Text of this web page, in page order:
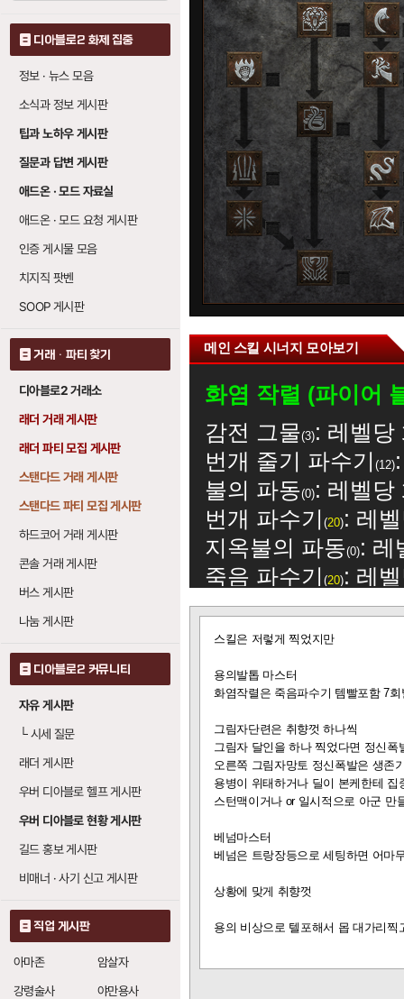
디아블로2 화제 집중
정보 · 뉴스 모음
소식과 정보 게시판
팁과 노하우 게시판
질문과 답변 게시판
애드온 · 모드 자료실
애드온 · 모드 요청 게시판
인증 게시물 모음
치지직 팟벤
SOOP 게시판
거래 · 파티 찾기
디아블로2 거래소
래더 거래 게시판
래더 파티 모집 게시판
스탠다드 거래 게시판
스탠다드 파티 모집 게시판
하드코어 거래 게시판
콘솔 거래 게시판
버스 게시판
나눔 게시판
디아블로2 커뮤니티
자유 게시판
└시세 질문
래더 게시판
우버 디아블로 헬프 게시판
우버 디아블로 현황 게시판
길드 홍보 게시판
비매너 · 사기 신고 게시판
직업 게시판
아마존
암살자
강령술사
야만용사
0
0
0
메인 스킬 시너지 모아보기
화염 작렬 (파이어
감전 그물 3 : 레벨당
번개 줄기 파수기
12
불의 파동 0 : 레벨당
번개 파수기
20 : 레
지옥불의 파동 0 : 레
죽음 파수기
20 : 레
번개 줄기 파수기 12
번개 파수기 20 : 레
죽음 파수기 20 : 레
번개 줄기 파수기 (
감전 그물
번개 파수기
: 4레
화염 작렬 5
번개 파수기 20 : 레
스킬은 저렇게 찍었지만
용의발톱 마스터
화염작렬은 죽음파수기 템빨포함 7
그림자단련은 취향껏 하나씩
그림자 달인을 하나 찍었다면 정신
오른쪽 그림자망토 정신폭발은 생존
용병이 위태하거나 딜이 본케한테 집
스턴맥이거나 or 일시적으로 아군 만
베넘마스터
베넘은 트랑장등으로 세팅하면 어마
상황에 맞게 취향껏
용의 비상으로 텔포해서 몹 대가리찍